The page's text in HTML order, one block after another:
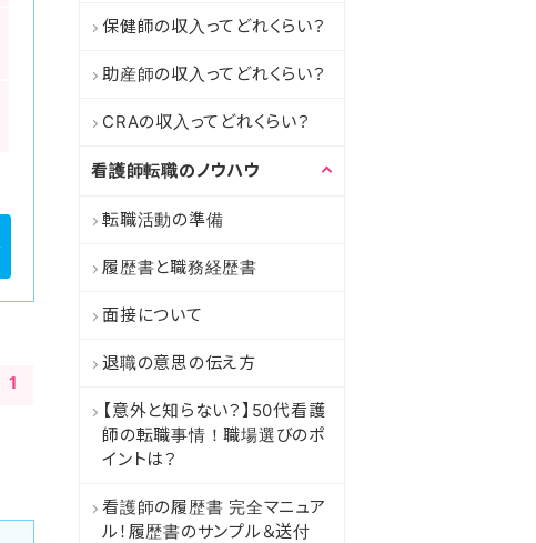
1
保健師の収入ってどれくらい？
助産師の収入ってどれくらい？
CRAの収入ってどれくらい？
看護師転職のノウハウ
転職活動の準備
履歴書と職務経歴書
面接について
退職の意思の伝え方
【意外と知らない？】50代看護
師の転職事情！職場選びのポ
イントは？
看護師の履歴書 完全マニュア
ル！履歴書のサンプル＆送付